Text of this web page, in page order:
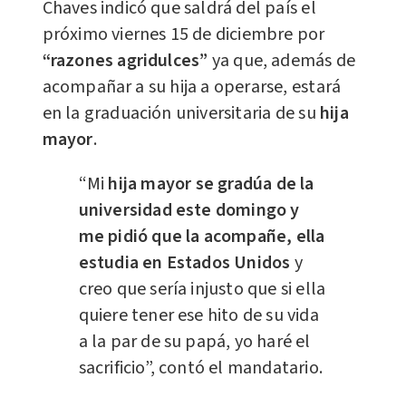
Chaves indicó que saldrá del país el
próximo viernes 15 de diciembre por
“razones agridulces” ya que, además de
acompañar a su hija a operarse, estará
en la graduación universitaria de su hija
mayor.
“Mi hija mayor se gradúa de la
universidad este domingo y
me pidió que la acompañe, ella
estudia en Estados Unidos y
creo que sería injusto que si ella
quiere tener ese hito de su vida
a la par de su papá, yo haré el
sacrificio”, contó el mandatario.